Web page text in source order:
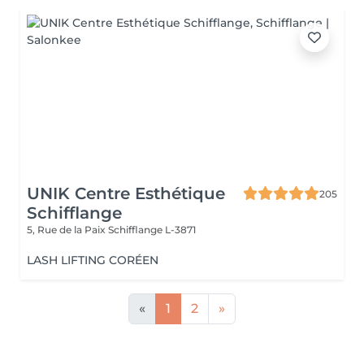
UNIK Centre Esthétique
Schifflange
205
5, Rue de la Paix Schifflange L-3871
LASH LIFTING CORÉEN
« 1 2 »